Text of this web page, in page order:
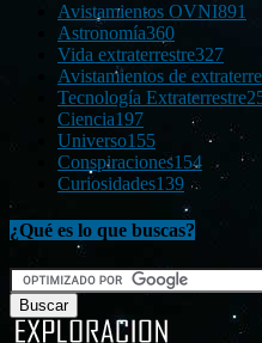
Avistamientos OVNI891
Astronomía360
Vida extraterrestre327
Avistamientos de
Tecnología Extraterrestre
Ciencia197
Universo155
Conspiraciones154
Curiosidades139
¿Qué es lo que buscas?